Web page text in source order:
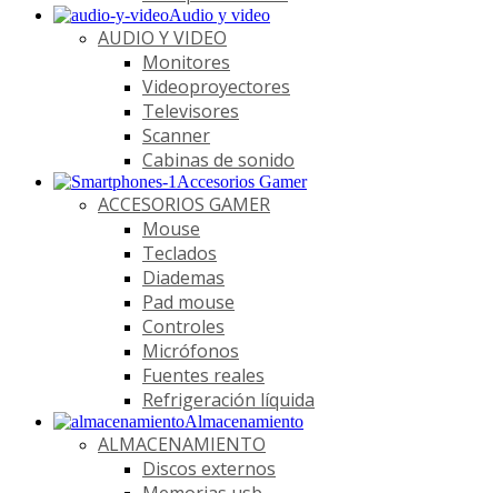
Audio y video
AUDIO Y VIDEO
Monitores
Videoproyectores
Televisores
Scanner
Cabinas de sonido
Accesorios Gamer
ACCESORIOS GAMER
Mouse
Teclados
Diademas
Pad mouse
Controles
Micrófonos
Fuentes reales
Refrigeración líquida
Almacenamiento
ALMACENAMIENTO
Discos externos